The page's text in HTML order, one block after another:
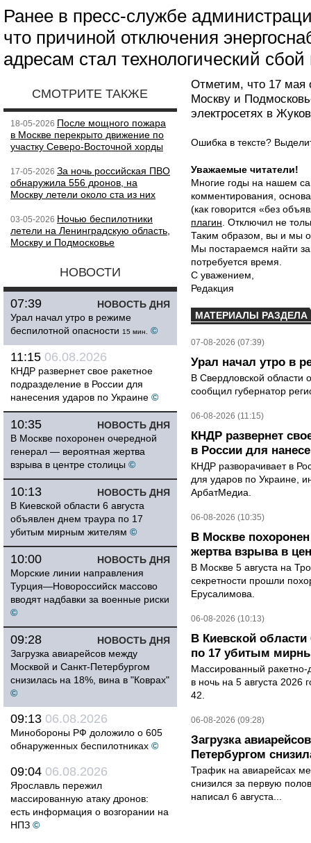
Ранее в пресс-службе
что причиной отключения
адресам стал технологический сбой
СМОТРИТЕ ТАКЖЕ
18-05-2026 После мощного пожара
в Москве перекрыто движение по
участку Северо-Восточной хорды
17-05-2026 За ночь российская ПВО
обнаружила 556 дронов, на
Москву летели около ста из них
03-05-2026 Ночью беспилотники
летели на Ленинградскую область,
Москву и Подмосковье
НОВОСТИ
НОВОСТЬ ДНЯ
07:39
Урал начал утро в режиме
беспилотной опасности 15 мин. ©
11:15 06.08.2026
КНДР развернет свое ракетное
подразделение в России для
нанесения ударов по Украине ©
НОВОСТЬ ДНЯ
10:35
В Москве похоронен очередной
генерал — вероятная жертва
взрыва в центре столицы ©
НОВОСТЬ ДНЯ
10:13
В Киевской области 6 августа
объявлен днем траура по 17
убитым мирным жителям ©
НОВОСТЬ ДНЯ
10:00
Морские линии направления
Турция—Новороссийск массово
вводят надбавки за военные риски
©
НОВОСТЬ ДНЯ
09:28
Загрузка авиарейсов между
Москвой и Санкт-Петербургом
снизилась на 18%, вина в "Коврах"
©
09:13 06.08.2026
Минобороны РФ доложило о 605
обнаруженных беспилотниках ©
09:04 06.08.2026
Ярославль пережил
массированную атаку дронов:
есть информация о возгорании на
НПЗ ©
Отметим, что 17 мая
Москву и
электросетях в
Ошибка в тексте?
Уважаемые читатели!
Многие годы на нашем
комментирования,
(как говорится «без
плагин . Отключил не
Таким образом, вы и мы
Мы постараемся найти
потребуется время.
С уважением,
Редакция
МАТЕРИАЛЫ РАЗДЕЛА
07-08-2026 (07:39)
Урал начал утро в
В Свердловской области
сообщил губернатор
06-08-2026 (11:15)
КНДР развернет
в России для
КНДР разворачивает в
для ударов по Украине,
АрбатМедиа.
06-08-2026 (10:35)
В Москве
жертва взрыва в
В Москве 5 августа на
секретности прошли
Ерусалимова.
06-08-2026 (10:13)
В Киевской
по 17 убитым
Массированный ракетно-
в ночь на 5 августа 2026
42.
06-08-2026 (09:28)
Загрузка
Петербургом
Трафик на авиарейсах
снизился за первую
написал 6 августа...